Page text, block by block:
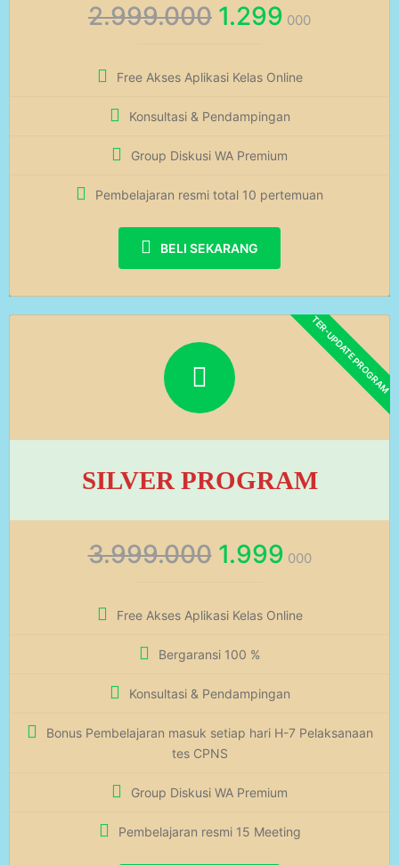
2.999.000 1.299 000
Free Akses Aplikasi Kelas Online
Konsultasi & Pendampingan
Group Diskusi WA Premium
Pembelajaran resmi total 10 pertemuan
BELI SEKARANG
SILVER PROGRAM
3.999.000 1.999 000
Free Akses Aplikasi Kelas Online
Bergaransi 100 %
Konsultasi & Pendampingan
Bonus Pembelajaran masuk setiap hari H-7 Pelaksanaan
tes CPNS
Group Diskusi WA Premium
Pembelajaran resmi 15 Meeting